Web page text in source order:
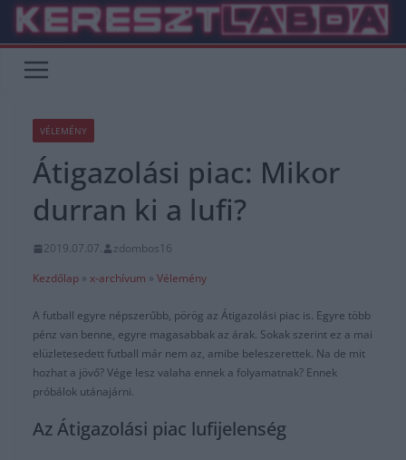
Skip
content
VÉLEMÉNY
Átigazolási piac: Mikor
durran ki a lufi?
2019.07.07.
zdombos16
Kezdőlap » x-archívum » Vélemény
A futball egyre népszerűbb, pörög az Átigazolási piac is. Egyre több
pénz van benne, egyre magasabbak az árak. Sokak szerint ez a mai
elüzletesedett futball már nem az, amibe beleszerettek. Na de mit
hozhat a jövő? Vége lesz valaha ennek a folyamatnak? Ennek
próbálok utánajárni.
Az Átigazolási piac lufijelenség